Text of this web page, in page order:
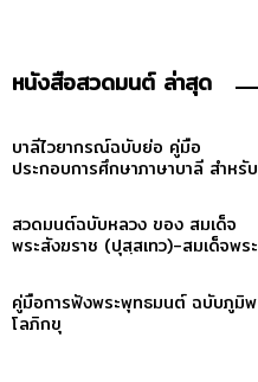
หนังสือสวดมนต์ ล่าสุด
บาลีไวยากรณ์ฉบับย่อ คู่มือ
ประกอบการศึกษาภาษาบาลี สำหรับ
สวดมนต์ฉบับหลวง ของ สมเด็จ
พระสังฆราช (ปุสฺสเทว)-สมเด็จพระ
คู่มือการฟังพระพุทธมนต์ ฉบับภูมิพ
โลภิกขุ